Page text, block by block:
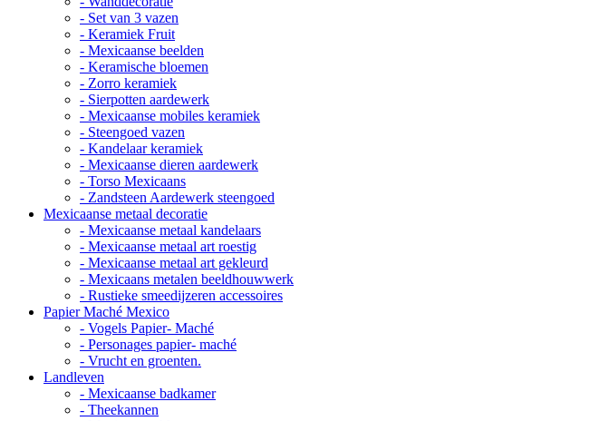
- Set van 3 vazen
- Keramiek Fruit
- Mexicaanse beelden
- Keramische bloemen
- Zorro keramiek
- Sierpotten aardewerk
- Mexicaanse mobiles keramiek
- Steengoed vazen
- Kandelaar keramiek
- Mexicaanse dieren aardewerk
- Torso Mexicaans
- Zandsteen Aardewerk steengoed
Mexicaanse metaal decoratie
- Mexicaanse metaal kandelaars
- Mexicaanse metaal art roestig
- Mexicaanse metaal art gekleurd
- Mexicaans metalen beeldhouwwerk
- Rustieke smeedijzeren accessoires
Papier Maché Mexico
- Vogels Papier- Maché
- Personages papier- maché
- Vrucht en groenten.
Landleven
- Mexicaanse badkamer
- Theekannen